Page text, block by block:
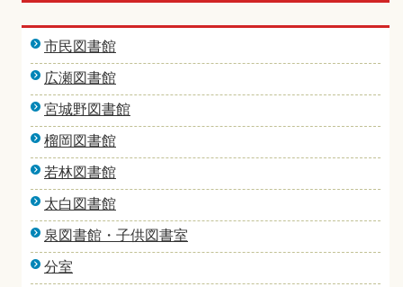
市民図書館
広瀬図書館
宮城野図書館
榴岡図書館
若林図書館
太白図書館
泉図書館・子供図書室
分室